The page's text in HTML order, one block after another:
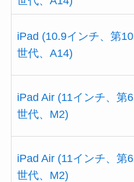
iPad (10.9インチ、第10
世代、A14)
iPad Air (11インチ、第6
世代、M2)
iPad Air (11インチ、第6
世代、M2)